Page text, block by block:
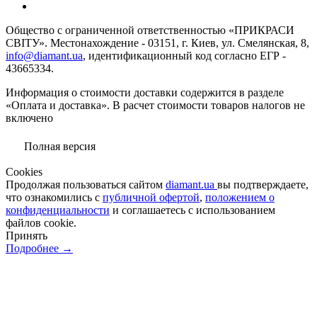
Общество с ограниченной ответственностью «ПРИКРАСИ
СВІТУ». Местонахождение - 03151, г. Киев, ул. Смелянская, 8,
info@diamant.ua, идентификационный код согласно ЕГР -
43665334.
Информация о стоимости доставки содержится в разделе
«Оплата и доставка». В расчет стоимости товаров налогов не
включено
Полная версия
Сookies
Продолжая пользоваться сайтом diamant.ua вы подтверждаете,
что ознакомились с публичной офертой, положением о
конфиденциальности и соглашаетесь с использованием
файлов cookie.
Принять
Подробнее →